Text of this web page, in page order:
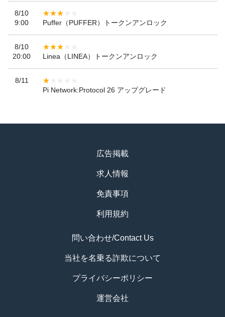
8/10
9:00
Puffer（PUFFER）トークンアンロック
8/10
20:00
Linea（LINEA）トークンアンロック
8/11
Pi Network:Protocol 26 アップグレード
広告掲載
求人情報
免責事項
利用規約
問い合わせ/Contact Us
当社を名乗る詐欺について
プライバシーポリシー
運営会社